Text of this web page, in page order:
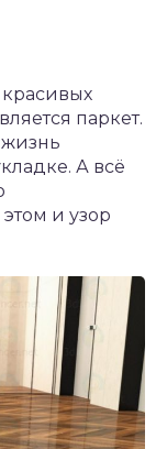
паркет.
А всё
и узор